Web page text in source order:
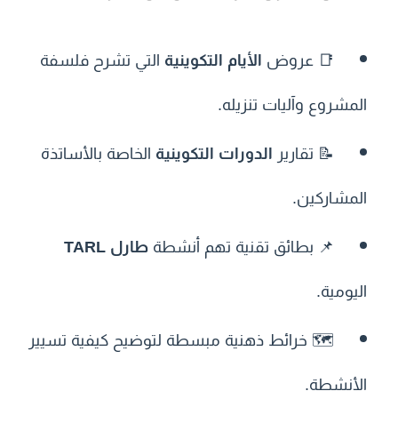
📑 عروض الأيام التكوينية التي تشرح فلسفة
المشروع وآليات تنزيله.
📝 تقارير الدورات التكوينية الخاصة بالأساتذة
المشاركين.
📌 بطائق تقنية تهم أنشطة طارل TARL
اليومية.
🗺️ خرائط ذهنية مبسطة لتوضيح كيفية تسيير
الأنشطة.